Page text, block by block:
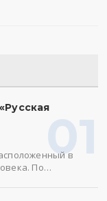
01
в
По…